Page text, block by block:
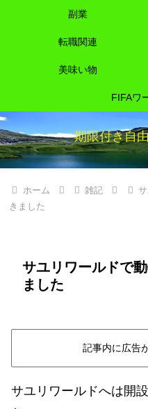
期限付き自
副業
転職関連
美味い物
FIFAワ
ホーム 雑記
きました
サユリワールドで
ました
記事内に広告
サユリワールドへは開